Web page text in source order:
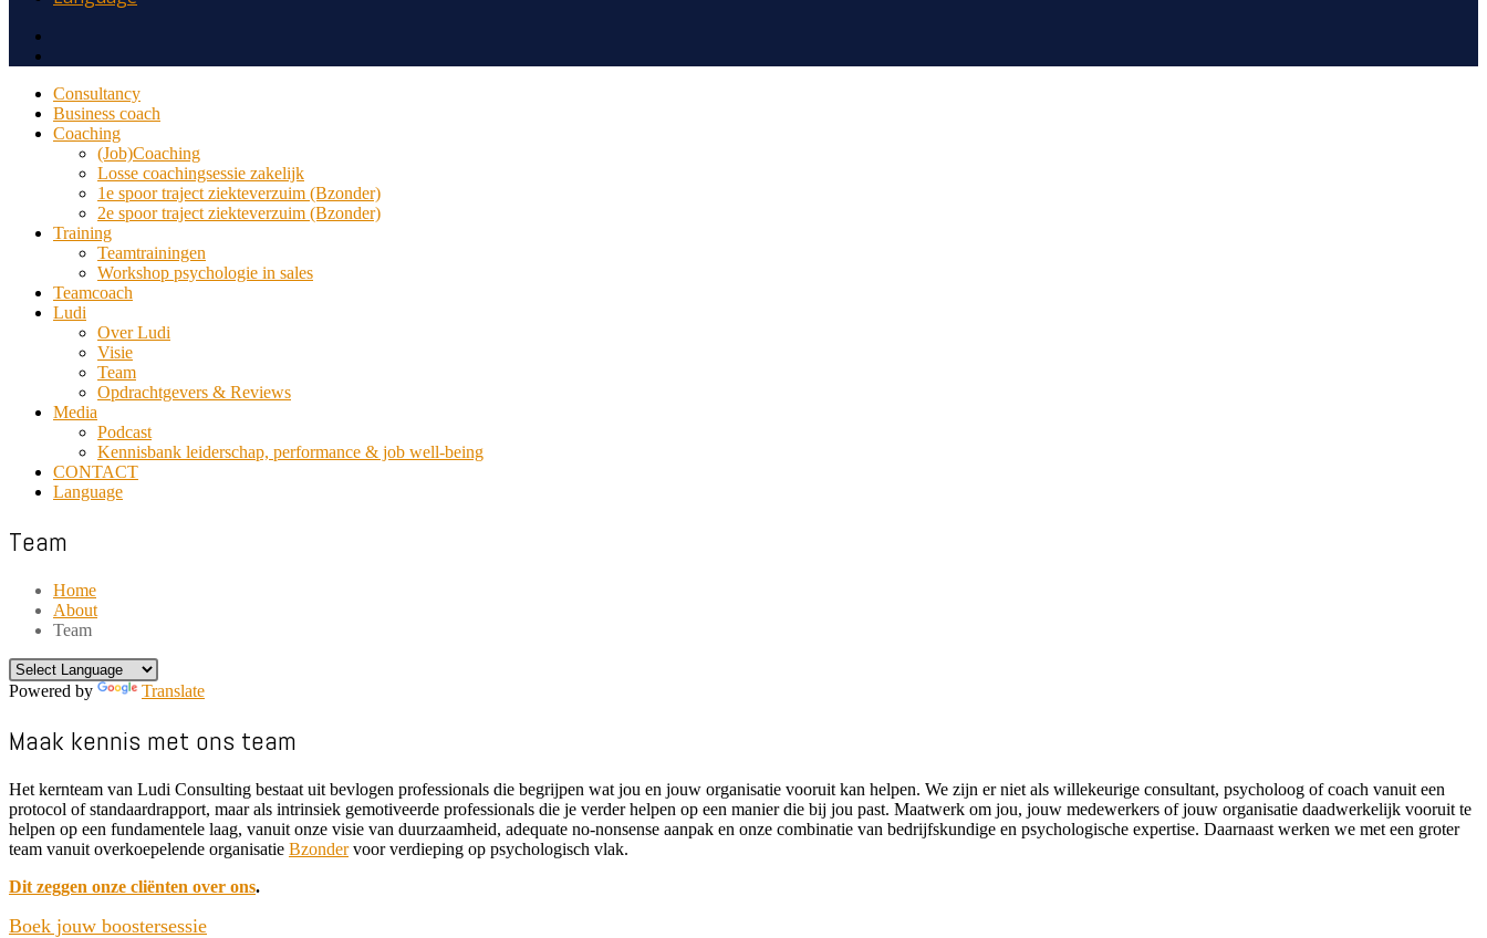
Consultancy
Business coach
Coaching
(Job)Coaching
Losse coachingsessie zakelijk
1e spoor traject ziekteverzuim (Bzonder)
2e spoor traject ziekteverzuim (Bzonder)
Training
Teamtrainingen
Workshop psychologie in sales
Teamcoach
Ludi
Over Ludi
Visie
Team
Opdrachtgevers & Reviews
Media
Podcast
Kennisbank leiderschap, performance & job well-being
CONTACT
Language
Team
Home
About
Team
Powered by Translate
Maak kennis met ons team
Het kernteam van Ludi Consulting bestaat uit bevlogen professionals die begrijpen wat jou en jouw organisatie vooruit kan helpen. We zijn er niet als willekeurige consultant, psycholoog of coach vanuit een
protocol of standaardrapport, maar als intrinsiek gemotiveerde professionals die je verder helpen op een manier die bij jou past. Maatwerk om jou, jouw medewerkers of jouw organisatie daadwerkelijk vooruit te
helpen op een fundamentele laag, vanuit onze visie van duurzaamheid, adequate no-nonsense aanpak en onze combinatie van bedrijfskundige en psychologische expertise. Daarnaast werken we met een groter
team vanuit overkoepelende organisatie Bzondervoor verdieping op psychologisch vlak.
Dit zeggen onze cliënten over ons.
Boek jouw boostersessie